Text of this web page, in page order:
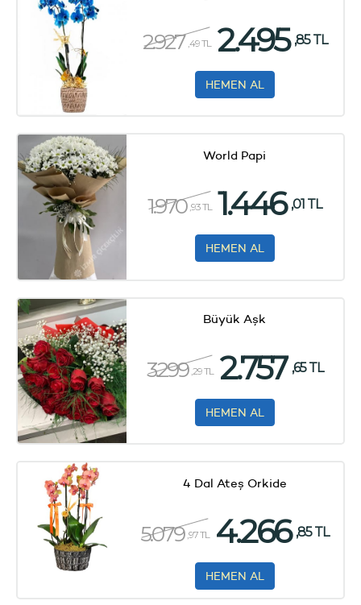
2.927 ,49 TL 2.495 ,85 TL
HEMEN AL
World Papi
1.970 ,93 TL 1.446 ,01 TL
HEMEN AL
Büyük Aşk
3.299 ,29 TL 2.757 ,65 TL
HEMEN AL
4 Dal Ateş Orkide
5.079 ,97 TL 4.266 ,85 TL
HEMEN AL